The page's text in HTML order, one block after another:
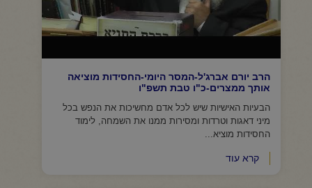
הרב יורם אברג'ל-המסר היומי-החסידות מוציאה
אותך ממצרים-כ"ו טבת תשפ"ו
הבעיות האישיות שיש לכל אדם מחשיכות את הנפש בכל
מיני דאגות וטרדות ומסירות ממנו את השמחה, לימוד
החסידות מוציא...
קרא עוד